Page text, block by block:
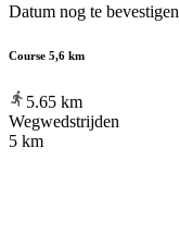
Datum nog te bevestigen
Course 5,6 km
5.65 km
Wegwedstrijden
5 km